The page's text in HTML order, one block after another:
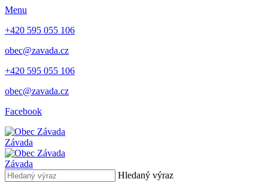
Menu
+420 595 055 106
obec@zavada.cz
+420 595 055 106
obec@zavada.cz
Facebook
Závada
Závada
Hledaný výraz